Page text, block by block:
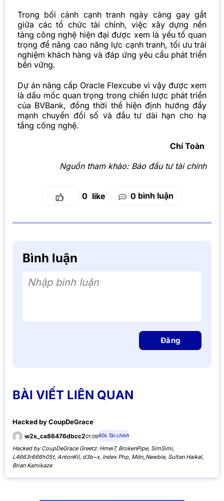
Trong bối cảnh cạnh tranh ngày càng gay gắt
giữa các tổ chức tài chính, việc xây dựng nền
tảng công nghệ hiện đại được xem là yếu tố quan
trọng để nâng cao năng lực cạnh tranh, tối ưu trải
nghiệm khách hàng và đáp ứng yêu cầu phát triển
bền vững.
Dự án nâng cấp Oracle Flexcube vì vậy được xem
là dấu mốc quan trọng trong chiến lược phát triển
của BVBank, đồng thời thể hiện định hướng đẩy
mạnh chuyển đổi số và đầu tư dài hạn cho hạ
tầng công nghệ.
Chí Toàn
Nguồn tham khảo: Báo đầu tư tài chính
0 0 bình luận
Bình luận
Nhập bình luận
Đăng
BÀI VIẾT LIÊN QUAN
Hacked by CoupDeGrace
w2s_ca86476dbcc201:0960s Tài chính
Hacked by CoupDeGrace Greetz: Hmei7, BrokenPipe, SimSimi,
L4663r666h05t, AntonKil, d3b~x, Index Php, Mdn_Newbie, Sultan Haikal,
Brian Kamikaze